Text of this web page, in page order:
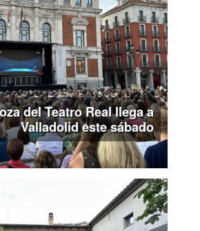
del Teatro Real llega a
Valladolid este sábado